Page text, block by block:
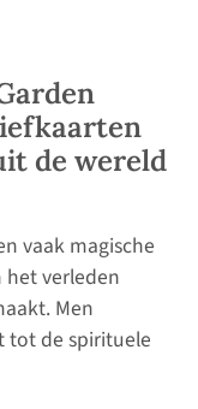
de wereld
vaak magische
verleden
Men
tot de spirituele